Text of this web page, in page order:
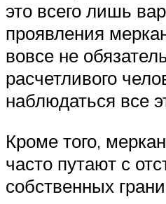
это всего лишь
проявления
вовсе не
расчетливого
наблюдаться все
Кроме того,
часто путают с
собственных